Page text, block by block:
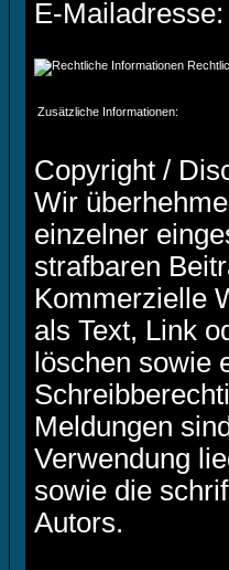
E-Mailadresse:
Zusätzliche Informationen:
Copyright /
Wir
einzelner
strafbaren
Kommerzielle
als Text, Link
löschen sowie
Meldungen
Verwendung
sowie die
Autors.